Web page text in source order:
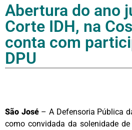
Abertura do ano
Corte IDH, na
conta com
DPU
São José– A Defensoria Pública
como convidada da solenidade